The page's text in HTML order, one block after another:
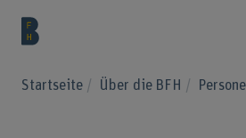
Startseite Über die BFH